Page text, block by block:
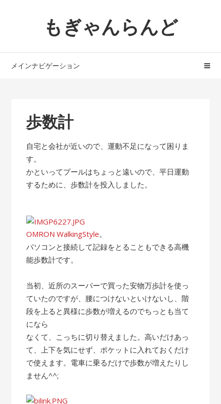
ョ
へ
もぎゃんらんど
メインナビゲーション
歩数計
自宅と会社が近いので、運動不足になって困りま
す。
かといってプールはちょっと遠いので、平日運動
するために、歩数計を投入しました。
OMRON WalkingStyle。
パソコンと接続して記録をとることもできる高機
能歩数計です。
当初、近所のスーパーで買った安物万歩計を使っ
ていたのですが、腰につけないといけないし、階
段を上ると異様に歩数が増えるのでちっとも当て
になら
なくて、こっちに切り替えました。高いだけあっ
て、上下を気にせず、ポケットに入れておくだけ
で使えます。電車に乗るだけで歩数が増えたりし
ません^^;